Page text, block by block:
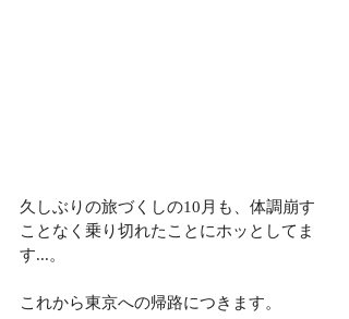
久しぶりの旅づくしの10月も、体調崩す
ことなく乗り切れたことにホッとしてま
す...。
これから東京への帰路につきます。